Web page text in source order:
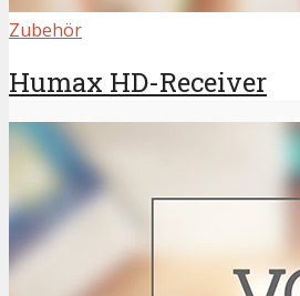
Zubehör
Humax HD-Receiver